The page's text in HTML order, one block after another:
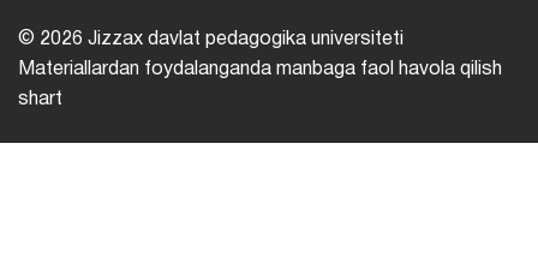
© 2026 Jizzax davlat pedagogika universiteti
Materiallardan foydalanganda manbaga faol havola qilish
shart